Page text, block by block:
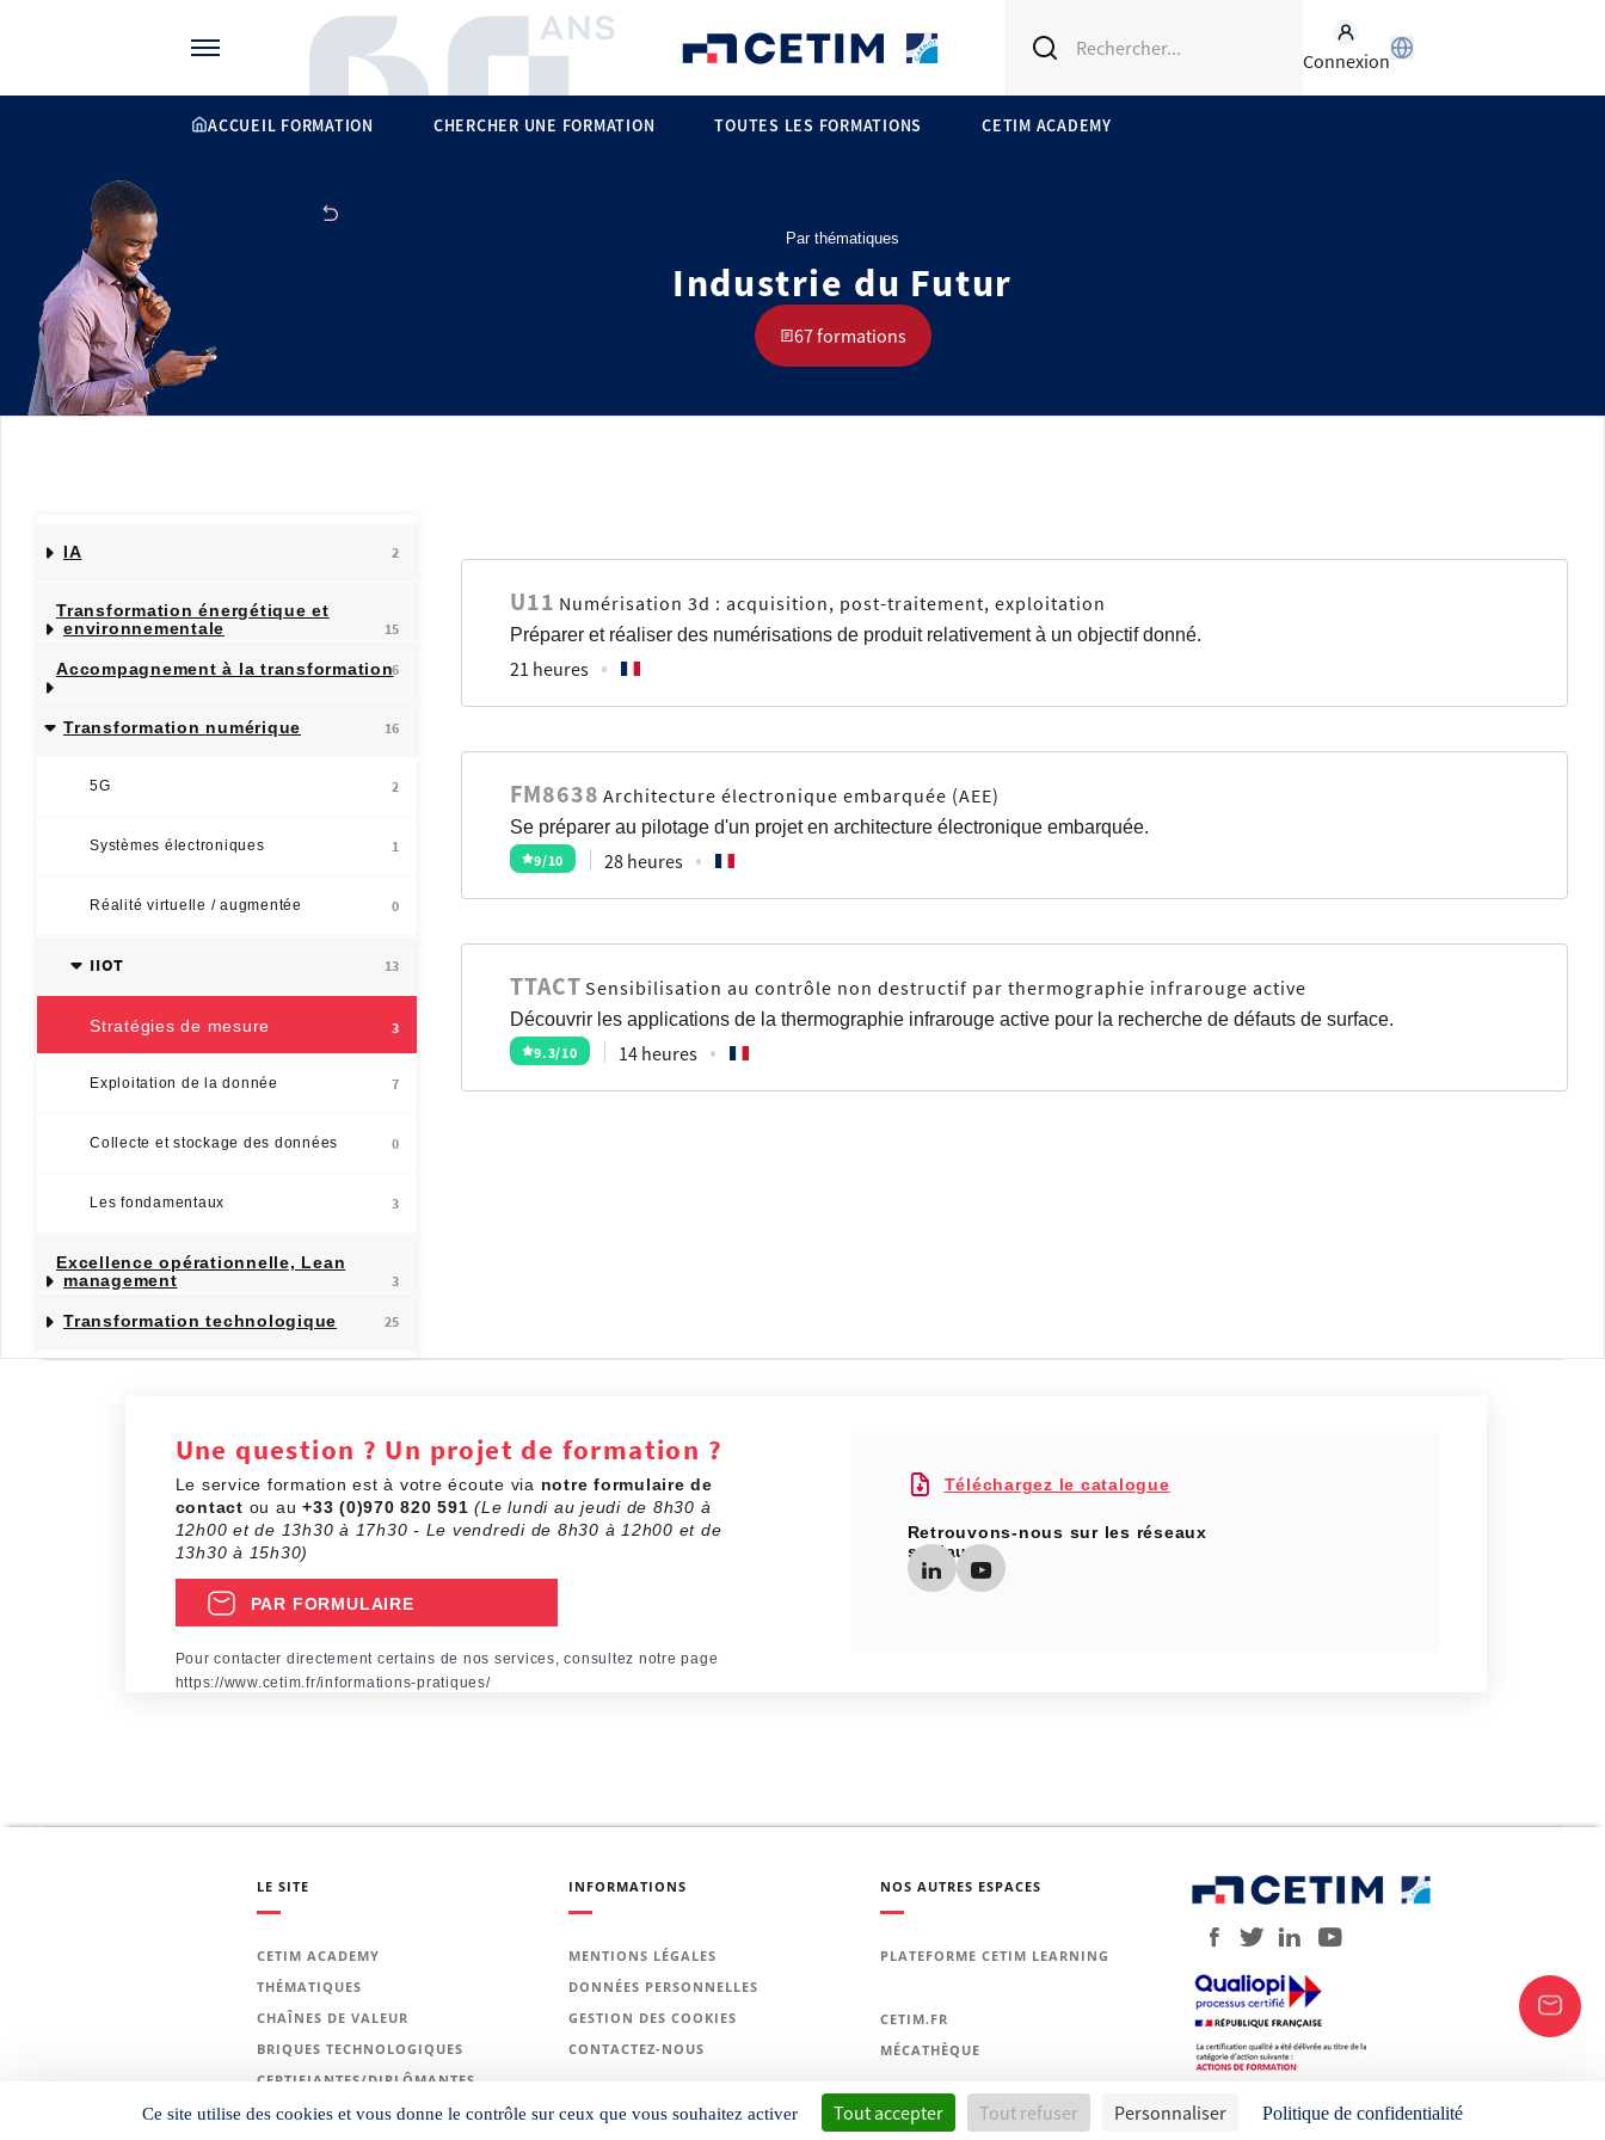
Connexion
ACCUEIL FORMATION CHERCHER UNE FORMATION TOUTES LES FORMATIONS CETIM ACADEMY
Par thématiques
Industrie du Futur
67 formations
IA 2
Transformation énergétique et
environnementale
15
Accompagnement à la transformation6
Transformation numérique 16
5G 2
Systèmes électroniques 1
Réalité virtuelle / augmentée 0
IIOT 13
Stratégies de mesure 3
Exploitation de la donnée 7
Collecte et stockage des données 0
Les fondamentaux 3
Excellence opérationnelle, Lean
management
3
Transformation technologique 25
U11 Numérisation 3d : acquisition, post-traitement, exploitation
Préparer et réaliser des numérisations de produit relativement à un objectif donné.
21 heures
FM8638 Architecture électronique embarquée (AEE)
Se préparer au pilotage d'un projet en architecture électronique embarquée.
9/10 28 heures
TTACT Sensibilisation au contrôle non destructif par thermographie infrarouge active
Découvrir les applications de la thermographie infrarouge active pour la recherche de défauts de surface.
9.3/10 14 heures
Une question ? Un projet de formation ?
Le service formation est à votre écoute via notre formulaire de
contact ou au +33 (0)970 820 591 (Le lundi au jeudi de 8h30 à
12h00 et de 13h30 à 17h30 - Le vendredi de 8h30 à 12h00 et de
13h30 à 15h30)
PAR FORMULAIRE
Pour contacter directement certains de nos services, consultez notre page
https://www.cetim.fr/informations-pratiques/
Téléchargez le catalogue
Retrouvons-nous sur les réseaux
sociaux
LE SITE
CETIM ACADEMY
THÉMATIQUES
CHAÎNES DE VALEUR
BRIQUES TECHNOLOGIQUES
CERTIFIANTES/DIPLÔMANTES
PARCOURS DE SPÉCIALISATION
INFORMATIONS
MENTIONS LÉGALES
DONNÉES PERSONNELLES
GESTION DES COOKIES
CONTACTEZ-NOUS
NOS AUTRES ESPACES
PLATEFORME CETIM LEARNING
CETIM.FR
MÉCATHÈQUE
Ce site utilise des cookies et vous donne le contrôle sur ceux que vous souhaitez activer Tout accepter Tout refuser Personnaliser Politique de confidentialité